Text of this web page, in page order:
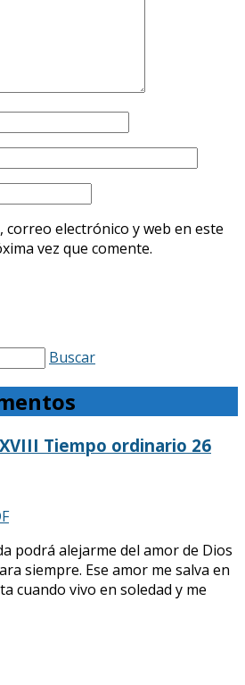
correo electrónico y web en este
vez que comente.
Buscar
Tiempo ordinario 26
podrá alejarme del amor de Dios
siempre. Ese amor me salva en
cuando vivo en soledad y me